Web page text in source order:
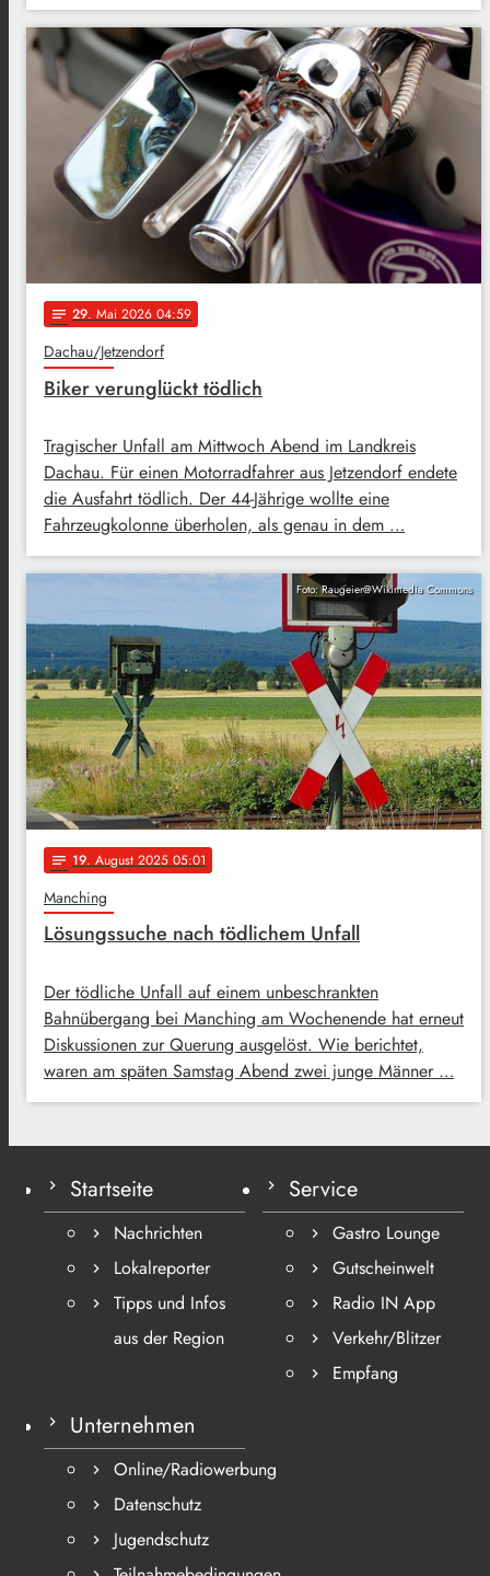
notes 29. Mai 2026 04:59
Dachau/Jetzendorf
Biker verunglückt tödlich
Tragischer Unfall am Mittwoch Abend im Landkreis
Dachau. Für einen Motorradfahrer aus Jetzendorf endete
die Ausfahrt tödlich. Der 44-Jährige wollte eine
Fahrzeugkolonne überholen, als genau in dem …
Foto: Raugeier@Wikimedia Commons
notes 19. August 2025 05:01
Manching
Lösungssuche nach tödlichem Unfall
Der tödliche Unfall auf einem unbeschrankten
Bahnübergang bei Manching am Wochenende hat erneut
Diskussionen zur Querung ausgelöst. Wie berichtet,
waren am späten Samstag Abend zwei junge Männer …
Startseite
Nachrichten
Lokalreporter
Tipps und Infos
aus der Region
Service
Gastro Lounge
Gutscheinwelt
Radio IN App
Verkehr/Blitzer
Empfang
Unternehmen
Online/Radiowerbung
Datenschutz
Jugendschutz